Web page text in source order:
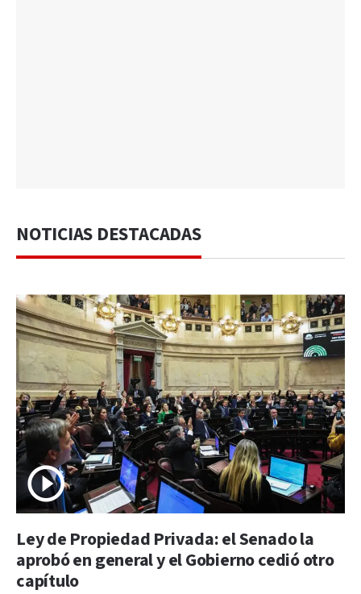
NOTICIAS DESTACADAS
Ley de Propiedad Privada: el Senado la
aprobó en general y el Gobierno cedió otro
capítulo